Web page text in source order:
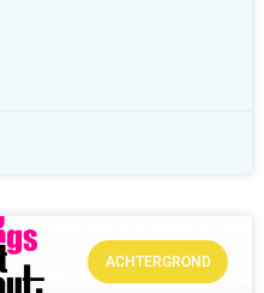
ACHTERGROND